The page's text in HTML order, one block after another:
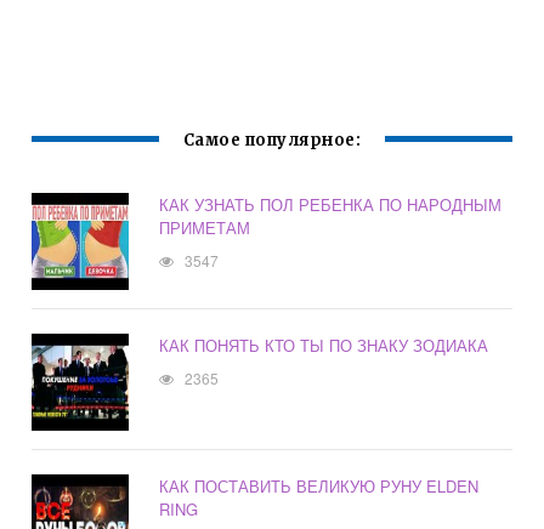
Самое популярное:
КАК УЗНАТЬ ПОЛ РЕБЕНКА ПО НАРОДНЫМ
ПРИМЕТАМ
3547
КАК ПОНЯТЬ КТО ТЫ ПО ЗНАКУ ЗОДИАКА
2365
КАК ПОСТАВИТЬ ВЕЛИКУЮ РУНУ ELDEN
RING